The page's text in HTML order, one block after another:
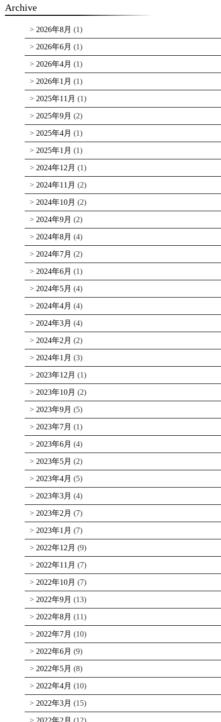
Archive
2026年8月 (1)
2026年6月 (1)
2026年4月 (1)
2026年1月 (1)
2025年11月 (1)
2025年9月 (2)
2025年4月 (1)
2025年1月 (1)
2024年12月 (1)
2024年11月 (2)
2024年10月 (2)
2024年9月 (2)
2024年8月 (4)
2024年7月 (2)
2024年6月 (1)
2024年5月 (4)
2024年4月 (4)
2024年3月 (4)
2024年2月 (2)
2024年1月 (3)
2023年12月 (1)
2023年10月 (2)
2023年9月 (5)
2023年7月 (1)
2023年6月 (4)
2023年5月 (2)
2023年4月 (5)
2023年3月 (4)
2023年2月 (7)
2023年1月 (7)
2022年12月 (9)
2022年11月 (7)
2022年10月 (7)
2022年9月 (13)
2022年8月 (11)
2022年7月 (10)
2022年6月 (9)
2022年5月 (8)
2022年4月 (10)
2022年3月 (15)